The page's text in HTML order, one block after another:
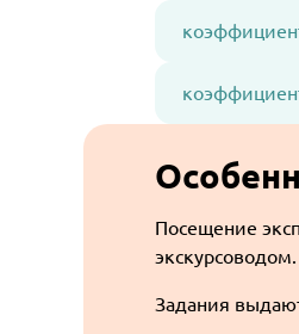
Посещение
Задания